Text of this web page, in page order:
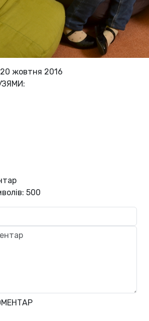
20 жовтня 2016
500